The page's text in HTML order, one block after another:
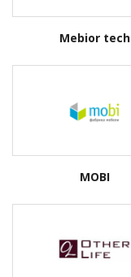
Mebior tech
MOBI